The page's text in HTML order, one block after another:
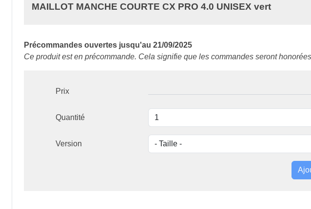
MAILLOT MANCHE COURTE CX PRO 4.0 UNISEX vert
Précommandes ouvertes jusqu'au 21/09/2025
Ce produit est en précommande. Cela signifie que les commandes seront
Prix
Quantité
Version